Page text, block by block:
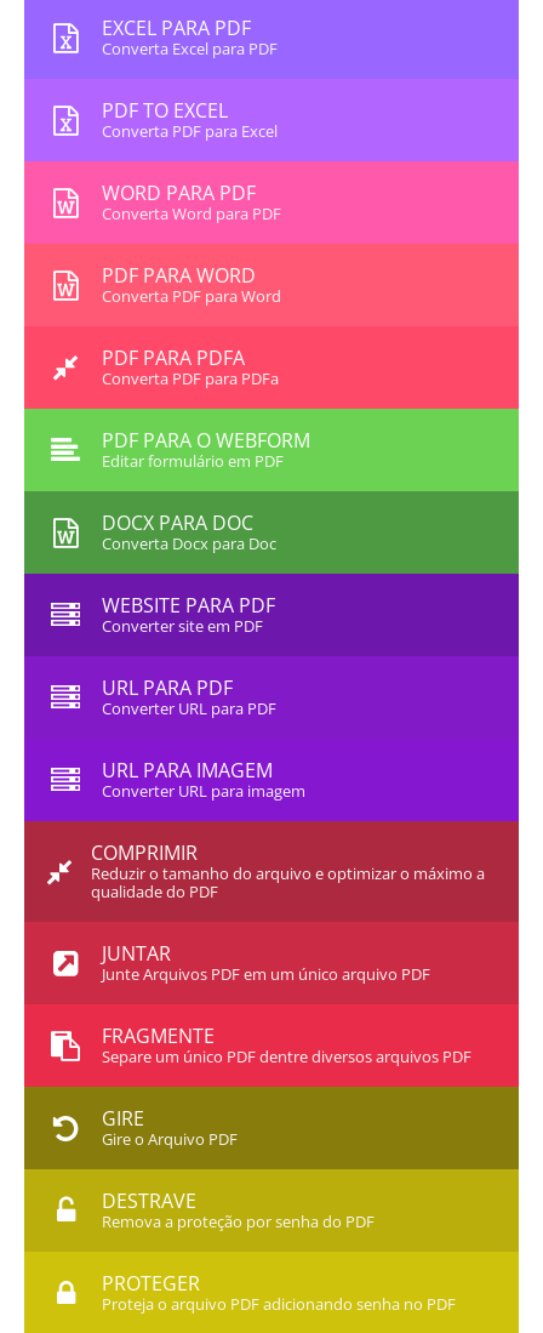
EXCEL PARA PDF
Converta Excel para PDF
PDF TO EXCEL
Converta PDF para Excel
WORD PARA PDF
Converta Word para PDF
PDF PARA WORD
Converta PDF para Word
PDF PARA PDFA
Converta PDF para PDFa
PDF PARA O WEBFORM
Editar formulário em PDF
DOCX PARA DOC
Converta Docx para Doc
WEBSITE PARA PDF
Converter site em PDF
URL PARA PDF
Converter URL para PDF
URL PARA IMAGEM
Converter URL para imagem
COMPRIMIR
Reduzir o tamanho do arquivo e optimizar o máximo a
qualidade do PDF
JUNTAR
Junte Arquivos PDF em um único arquivo PDF
FRAGMENTE
Separe um único PDF dentre diversos arquivos PDF
GIRE
Gire o Arquivo PDF
DESTRAVE
Remova a proteção por senha do PDF
PROTEGER
Proteja o arquivo PDF adicionando senha no PDF